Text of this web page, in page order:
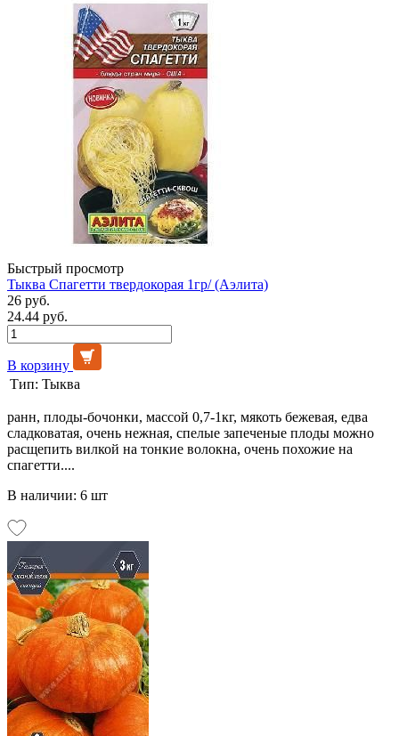
Быстрый просмотр
Тыква Спагетти твердокорая 1гр/ (Аэлита)
26 руб.
24.44 руб.
В корзину
Тип: Тыква
ранн, плоды-бочонки, массой 0,7-1кг, мякоть бежевая, едва
сладковатая, очень нежная, спелые запеченые плоды можно
расщепить вилкой на тонкие волокна, очень похожие на
спагетти....
В наличии: 6 шт